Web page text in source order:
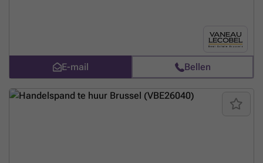
onroerendgoedbelasting is voor rekening van de huurder. Er zijn geen
gedeelde kosten, aangezien alle meters individueel zijn. Restaurants,
bars en cafés zijn niet toegestaan. Beschikbaar vanaf 1 april. Ontdek
het met Vaneau Lecobel!
E-mail Bellen